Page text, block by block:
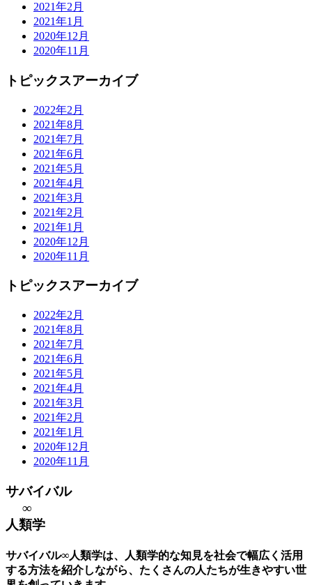
2021年2月
2021年1月
2020年12月
2020年11月
トピックスアーカイブ
2022年2月
2021年8月
2021年7月
2021年6月
2021年5月
2021年4月
2021年3月
2021年2月
2021年1月
2020年12月
2020年11月
トピックスアーカイブ
2022年2月
2021年8月
2021年7月
2021年6月
2021年5月
2021年4月
2021年3月
2021年2月
2021年1月
2020年12月
2020年11月
サバイバル
∞
人類学
サバイバル∞人類学は、人類学的な知見を社会で幅広く活用
する方法を紹介しながら、たくさんの人たちが生きやすい世